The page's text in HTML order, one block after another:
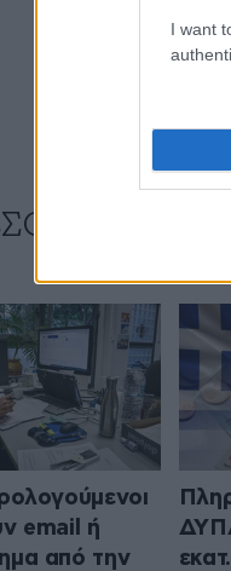
I want
email ή
από την